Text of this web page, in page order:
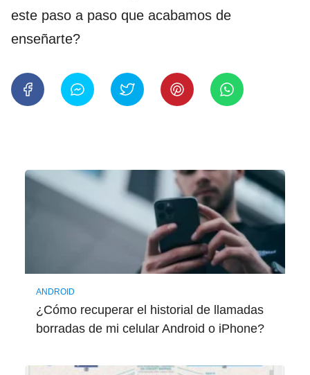
este paso a paso que acabamos de
enseñarte?
ANDROID
¿Cómo recuperar el historial de llamadas
borradas de mi celular Android o iPhone?